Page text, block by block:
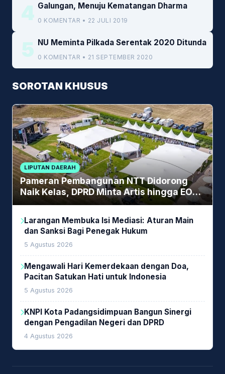
4 Galungan, Menuju Kematangan Dharma
0 KOMENTAR • 22 JULI 2019
5 NU Meminta Pilkada Serentak 2020 Ditunda
0 KOMENTAR • 21 SEPTEMBER 2020
SOROTAN KHUSUS
LIPUTAN DAERAH
Pameran Pembangunan NTT Didorong
Naik Kelas, DPRD Minta Artis hingga EO
Lokal Jadi Prioritas
Larangan Membuka Isi Mediasi: Aturan Main
dan Sanksi Bagi Penegak Hukum
5 Agustus 2026
Mengawali Hari Kemerdekaan dengan Doa,
Pacitan Satukan Hati untuk Indonesia
5 Agustus 2026
KNPI Kota Padangsidimpuan Bangun Sinergi
dengan Pengadilan Negeri dan DPRD
4 Agustus 2026